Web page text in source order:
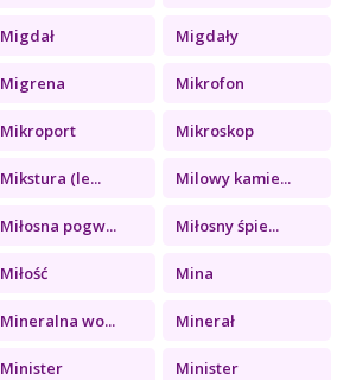
Migdał Migdały
Migrena Mikrofon
Mikroport Mikroskop
Mikstura (le... Milowy kamie...
Miłosna pogw... Miłosny śpie...
Miłość Mina
Mineralna wo... Minerał
Minister Minister